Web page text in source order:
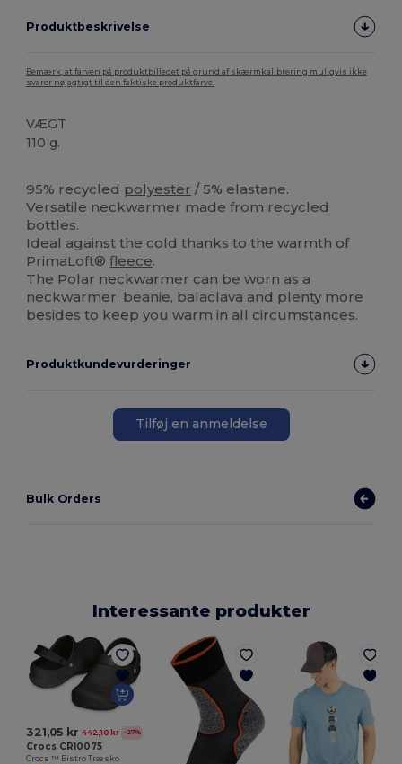
Produktbeskrivelse
Bemærk, at farven på produktbilledet på grund af skærmkalibrering muligvis ikke
svarer nøjagtigt til den faktiske produktfarve.
VÆGT
110 g.
95% recycled polyester / 5% elastane.
Versatile neckwarmer made from recycled
bottles.
Ideal against the cold thanks to the warmth of
PrimaLoft®fleece.
The Polar neckwarmer can be worn as a
neckwarmer, beanie, balaclava and plenty more
besides to keep you warm in all circumstances.
Produktkundevurderinger
Tilføj en anmeldelse
Bulk Orders
Interessante produkter
321,05 kr 442,10 kr -27%
Crocs CR10075
Crocs ™ Bistro Træsko